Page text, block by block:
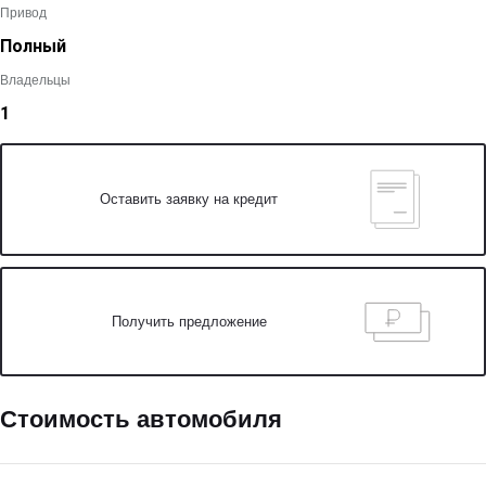
Привод
Полный
Владельцы
1
Оставить заявку на кредит
Получить предложение
Стоимость автомобиля